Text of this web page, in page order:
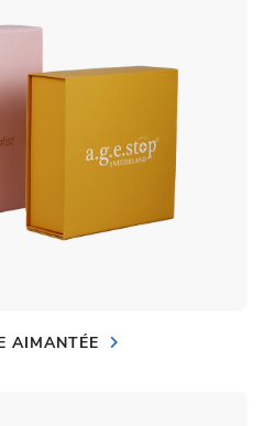
AIMANTÉE